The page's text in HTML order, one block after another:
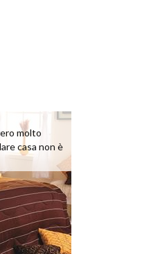
molto
casa non è